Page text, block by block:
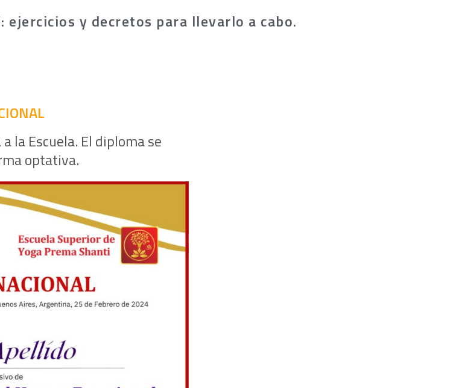
y decretos para llevarlo a cabo.
la Escuela. El diploma se
optativa.